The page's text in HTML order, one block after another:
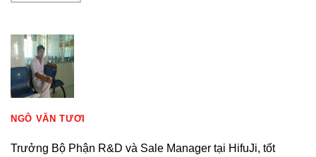
NGÔ VĂN TƯƠI
Trưởng Bộ Phận R&D và Sale Manager tại HifuJi, tốt